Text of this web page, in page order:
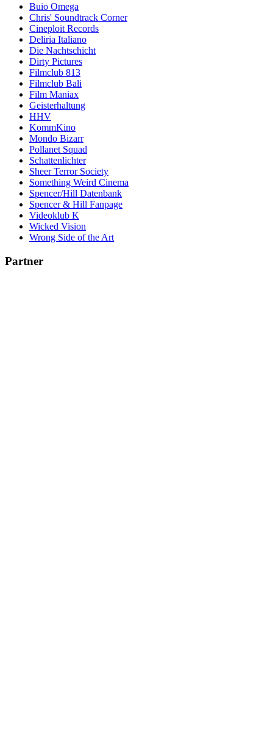
Buio Omega
Chris' Soundtrack Corner
Cineploit Records
Deliria Italiano
Die Nachtschicht
Dirty Pictures
Filmclub 813
Filmclub Bali
Film Maniax
Geisterhaltung
HHV
KommKino
Mondo Bizarr
Pollanet Squad
Schattenlichter
Sheer Terror Society
Something Weird Cinema
Spencer/Hill Datenbank
Spencer & Hill Fanpage
Videoklub K
Wicked Vision
Wrong Side of the Art
Partner